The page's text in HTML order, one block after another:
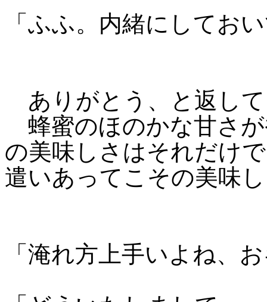
「ふふ。内緒にしてお
ありがとう、と返し
蜂蜜のほのかな甘さ
の美味しさはそれだけ
遣いあってこその美味
「淹れ方上手いよね、